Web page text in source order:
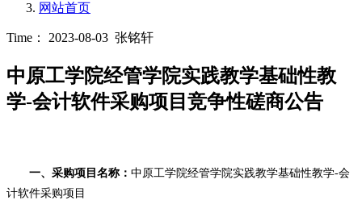
网站首页
Time： 2023-08-03 张铭轩
中原工学院经管学院实践教学基础性教
学-会计软件采购项目竞争性磋商公告
一、 采购项目名称： 中原工学院经管学院实践教学基础性教学-会
计软件采购项目